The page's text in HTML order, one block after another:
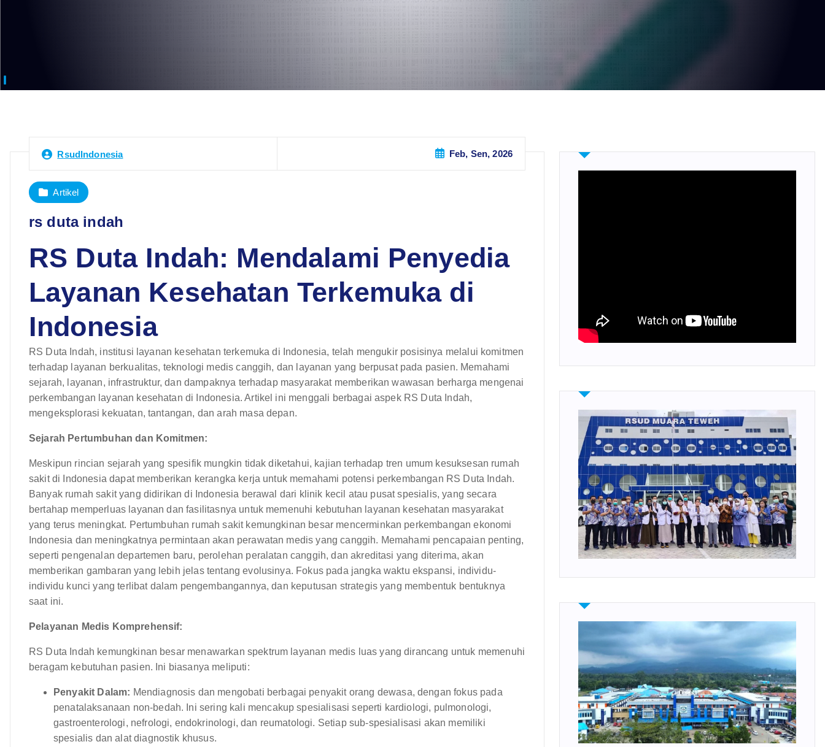
RsudIndonesia Feb, Sen, 2026
Artikel
rs duta indah
RS Duta Indah: Mendalami Penyedia
Layanan Kesehatan Terkemuka di
Indonesia
RS Duta Indah, institusi layanan kesehatan terkemuka di Indonesia, telah mengukir posisinya melalui komitmen
terhadap layanan berkualitas, teknologi medis canggih, dan layanan yang berpusat pada pasien. Memahami
sejarah, layanan, infrastruktur, dan dampaknya terhadap masyarakat memberikan wawasan berharga mengenai
perkembangan layanan kesehatan di Indonesia. Artikel ini menggali berbagai aspek RS Duta Indah,
mengeksplorasi kekuatan, tantangan, dan arah masa depan.
Sejarah Pertumbuhan dan Komitmen:
Meskipun rincian sejarah yang spesifik mungkin tidak diketahui, kajian terhadap tren umum kesuksesan rumah
sakit di Indonesia dapat memberikan kerangka kerja untuk memahami potensi perkembangan RS Duta Indah.
Banyak rumah sakit yang didirikan di Indonesia berawal dari klinik kecil atau pusat spesialis, yang secara
bertahap memperluas layanan dan fasilitasnya untuk memenuhi kebutuhan layanan kesehatan masyarakat
yang terus meningkat. Pertumbuhan rumah sakit kemungkinan besar mencerminkan perkembangan ekonomi
Indonesia dan meningkatnya permintaan akan perawatan medis yang canggih. Memahami pencapaian penting,
seperti pengenalan departemen baru, perolehan peralatan canggih, dan akreditasi yang diterima, akan
memberikan gambaran yang lebih jelas tentang evolusinya. Fokus pada jangka waktu ekspansi, individu-
individu kunci yang terlibat dalam pengembangannya, dan keputusan strategis yang membentuk bentuknya
saat ini.
Pelayanan Medis Komprehensif:
RS Duta Indah kemungkinan besar menawarkan spektrum layanan medis luas yang dirancang untuk memenuhi
beragam kebutuhan pasien. Ini biasanya meliputi:
Penyakit Dalam: Mendiagnosis dan mengobati berbagai penyakit orang dewasa, dengan fokus pada
penatalaksanaan non-bedah. Ini sering kali mencakup spesialisasi seperti kardiologi, pulmonologi,
gastroenterologi, nefrologi, endokrinologi, dan reumatologi. Setiap sub-spesialisasi akan memiliki
spesialis dan alat diagnostik khusus.